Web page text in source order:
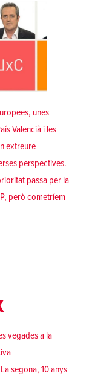
unes
Valencià i les
extreure
perspectives.
passa per la
però cometríem
vegades a la
segona, 10 anys